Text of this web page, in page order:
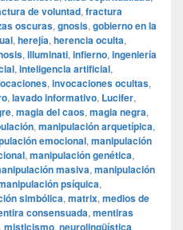
de voluntad, fractura
oscuras, gnosis, gobierno en la
, herejía, herencia oculta,
, illuminati, infierno, ingeniería
, inteligencia artificial,
, invocaciones ocultas,
, lavado informativo, Lucifer,
, magia del caos, magia negra,
, manipulación arquetípica,
emocional, manipulación
, manipulación genética,
masiva, manipulación
psíquica,
simbólica, matrix, medios de
consensuada, mentiras
, misticismo, neurolingüística,